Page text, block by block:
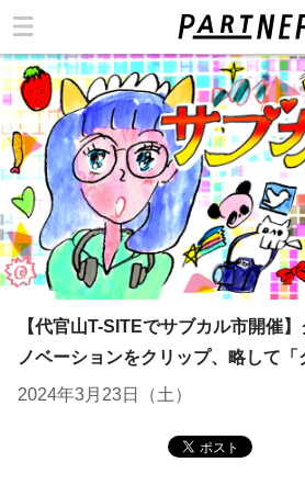
【代官山T-SITEでサブカル市開催
ノベーションをクリップ、略して
2024年3月23日（土）
カテゴリ